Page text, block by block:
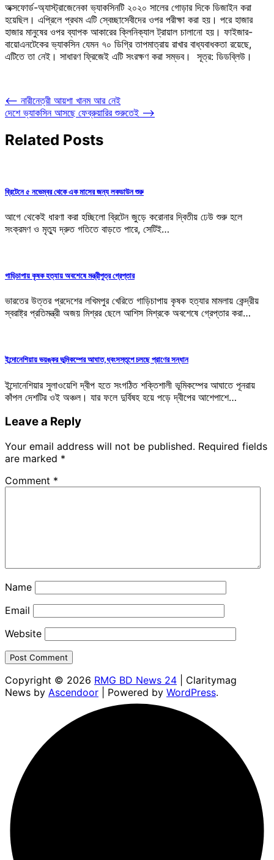
অক্সফোর্ড-অ্যাস্ট্রাজেনেকা ভ্যাকসিনটি ২০২০ সালের গোড়ার দিকে ডিজাইন করা
হয়েছিল। এপ্রিলে প্রথম এটি স্বেচ্ছাসেবীদের ওপর পরীক্ষা করা হয়। পরে হাজার
হাজার মানুষের ওপর ব্যাপক আকারের ক্লিনিক্যাল ট্রায়াল চালানো হয়। ফাইজার-
বায়োএনটেকের ভ্যাকসিন যেমন ৭০ ডিগ্রি তাপমাত্রায় রাখার বাধ্যবাধকতা রয়েছে,
এটিতে তা নেই। সাধারণ ফ্রিজেই এটি সংরক্ষণ করা সম্ভব। সূত্র: ডিডব্লিউ।
Post
navigation
⟵ নারীনেত্রী আয়শা খানম আর নেই
দেশে ভ্যাকসিন আসছে ফেব্রুয়ারির শুরুতেই ⟶
Related Posts
ব্রিটেনে ৫ নভেম্বর থেকে এক মাসের জন্য লকডাউন শুরু
আগে থেকেই ধারণা করা হচ্ছিলো ব্রিটেন জুড়ে করোনার দ্বিতীয় ঢেউ শুরু হলে
সংক্রমণ ও মৃত্যু দ্রুত গতিতে বাড়তে পারে, সেটিই…
গাড়িচাপায় কৃষক হত্যায় অবশেষে মন্ত্রীপুত্র গ্রেপ্তার
ভারতের উত্তর প্রদেশের লখিমপুর খেরিতে গাড়িচাপায় কৃষক হত্যার মামলায় কেন্দ্রীয়
স্বরাষ্ট্র প্রতিমন্ত্রী অজয় মিশ্রর ছেলে আশিস মিশ্রকে অবশেষে গ্রেপ্তার করা…
ইন্দোনেশিয়ায় ভয়ঙ্কর ভূমিকম্পের আঘাত,ধ্বংসস্তূপে চলছে প্রাণের সন্ধান
ইন্দোনেশিয়ার সুলাওয়েশি দ্বীপ হতে সংগঠিত শক্তিশালী ভূমিকম্পের আঘাতে পূনরায়
কাঁপল দেশটির ওই অঞ্চল। যার ফলে দুর্বিষহ হয়ে পড়ে দ্বীপের আশেপাশে…
Leave a Reply
Your email address will not be published. Required fields
are marked *
Comment *
Name
Email
Website
Copyright © 2026 RMG BD News 24 | Claritymag
News by Ascendoor | Powered by WordPress.